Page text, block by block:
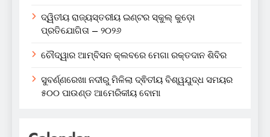
ଦ୍ୱିତୀୟ ରାଜ୍ୟସ୍ତରୀୟ ଇଣ୍ଟର ସ୍କୁଲ୍ କୁଡ଼ୋ
ପ୍ରତିଯୋଗିତା – ୨୦୨୬
ଚୌଦ୍ୱାର ଆମ୍ବିସନ କ୍ଲବରେ ମେଗା ରକ୍ତଦାନ ଶିବିର
ସୁବର୍ଣ୍ଣରେଖା ନଦୀରୁ ମିଳିଲା ଦ୍ଵିତୀୟ ବିଶ୍ୱଯୁଦ୍ଧ ସମୟର
୫୦୦ ପାଉଣ୍ଡ ଆମେରିକୀୟ ବୋମା